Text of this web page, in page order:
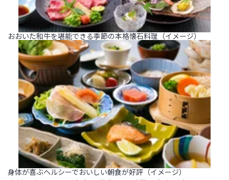
おおいた和牛を堪能できる季節の本格懐石料理（イメージ）
身体が喜ぶヘルシーでおいしい朝食が好評（イメージ）